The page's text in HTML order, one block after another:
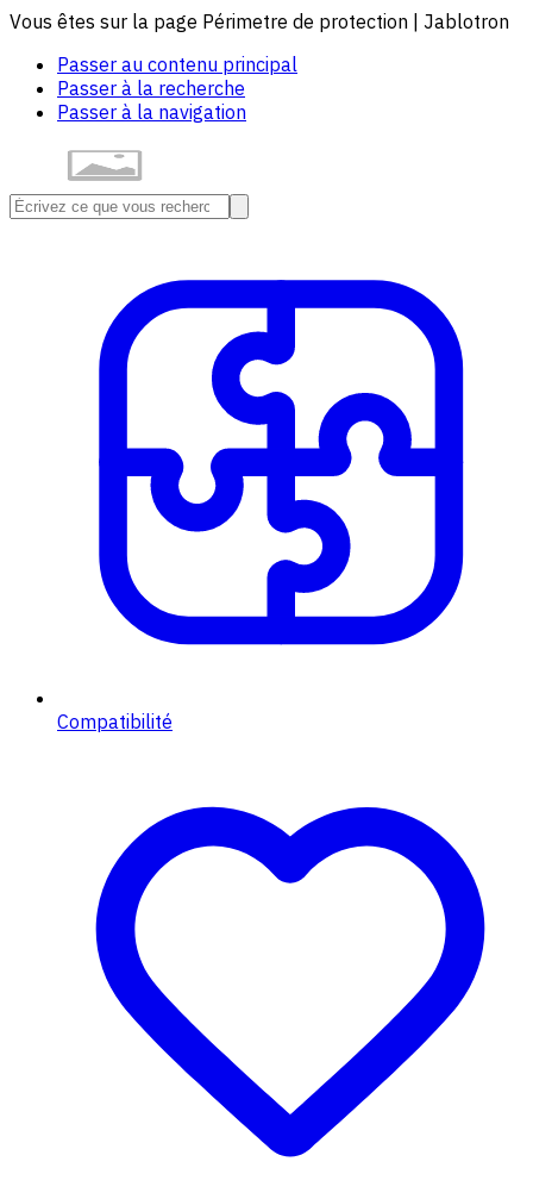
Vous êtes sur la page Périmetre de protection | Jablotron
Passer au contenu principal
Passer à la recherche
Passer à la navigation
Compatibilité